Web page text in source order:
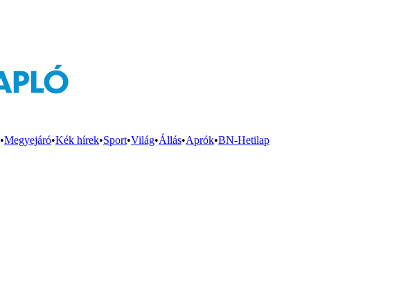
•Megyejáró•Kék hírek•Sport•Világ•Állás•Aprók•BN-Hetilap